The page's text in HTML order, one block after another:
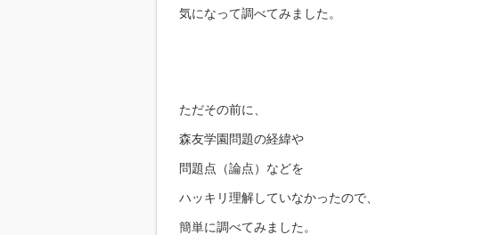
気になって調べてみました。
ただその前に、
森友学園問題の経緯や
問題点（論点）などを
ハッキリ理解していなかったので、
簡単に調べてみました。